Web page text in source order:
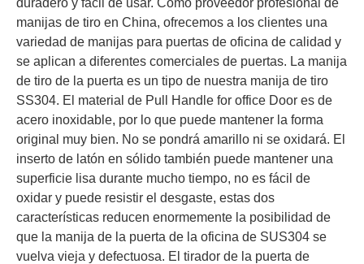
duradero y fácil de usar. Como proveedor profesional de
manijas de tiro en China, ofrecemos a los clientes una
variedad de manijas para puertas de oficina de calidad y
se aplican a diferentes comerciales de puertas. La manija
de tiro de la puerta es un tipo de nuestra manija de tiro
SS304. El material de Pull Handle for office Door es de
acero inoxidable, por lo que puede mantener la forma
original muy bien. No se pondrá amarillo ni se oxidará. El
inserto de latón en sólido también puede mantener una
superficie lisa durante mucho tiempo, no es fácil de
oxidar y puede resistir el desgaste, estas dos
características reducen enormemente la posibilidad de
que la manija de la puerta de la oficina de SUS304 se
vuelva vieja y defectuosa. El tirador de la puerta de